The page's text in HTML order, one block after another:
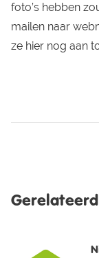
foto’s hebben
mailen naar
ze hier nog aan